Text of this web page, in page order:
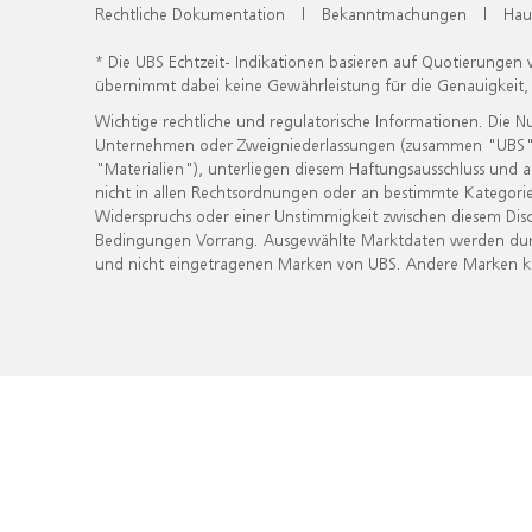
Rechtliche Dokumentation | Bekanntmachungen |
* Die UBS Echtzeit- Indikationen basieren auf
übernimmt dabei keine Gewährleistung für die
Wichtige rechtliche und regulatorische Informationen. Die
Unternehmen oder Zweigniederlassungen (zusammen
"Materialien"), unterliegen diesem Haftungsausschluss
nicht in allen Rechtsordnungen oder an bestimmte
Widerspruchs oder einer Unstimmigkeit zwischen diesem
Bedingungen Vorrang. Ausgewählte Marktdaten werden
und nicht eingetragenen Marken von UBS. Andere Marken